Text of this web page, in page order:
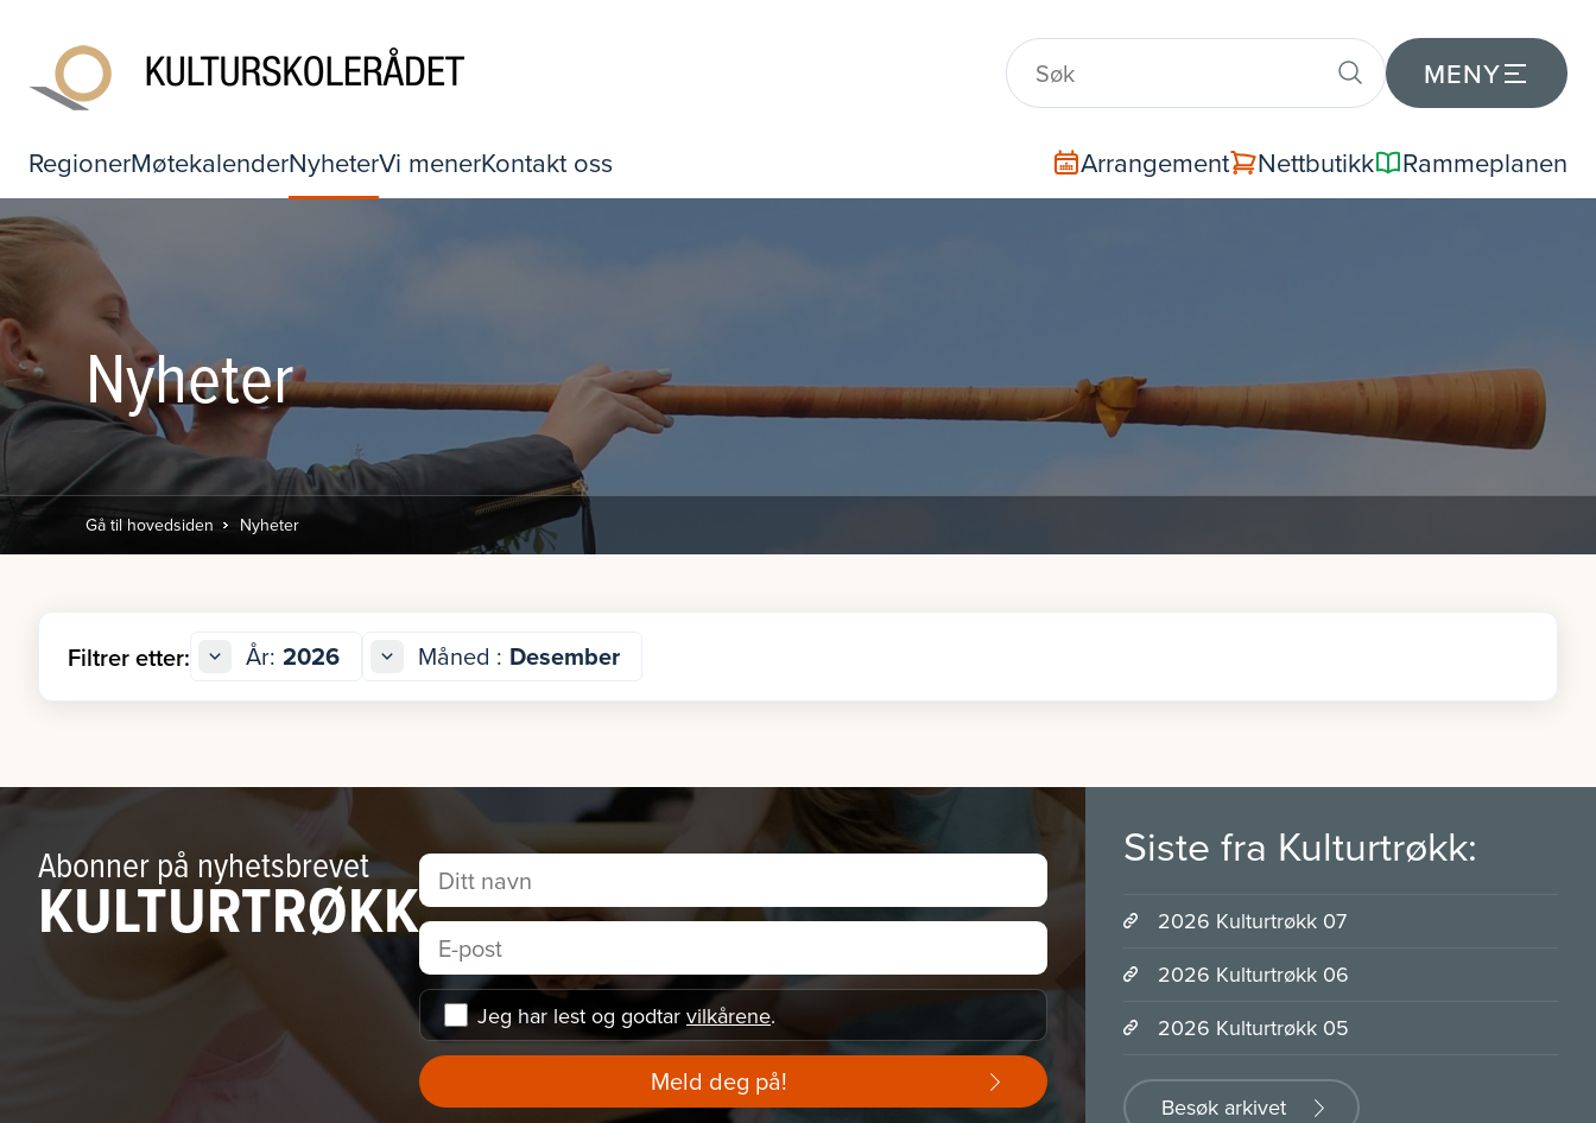
MENY
RegionerMøtekalenderNyheterVi menerKontakt oss Arrangement Nettbutikk Rammeplanen
Nyheter
Gå til hovedsiden Nyheter
Filtrer etter: År: 2026 Måned : Desember
Abonner på nyhetsbrevet
KULTURTRØKK
Jeg har lest og godtar vilkårene.
Meld deg på!
Siste fra Kulturtrøkk:
2026 Kulturtrøkk 07
2026 Kulturtrøkk 06
2026 Kulturtrøkk 05
Besøk arkivet